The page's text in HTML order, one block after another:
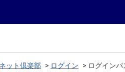
ット倶楽部 > ログイン > ログイン